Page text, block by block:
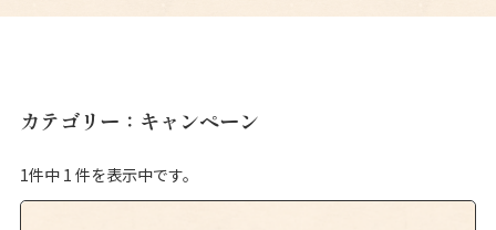
カテゴリー：キャンペーン
1件中 1 件を表示中です。